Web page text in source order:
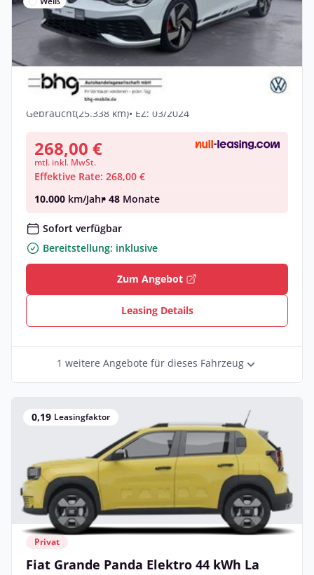
Privat & Gewerbe
Volkswagen Golf GTI Clubsport 2.0 TSI
DSG
Automatik •
300 PS (221 kW)
Gebraucht(25.338 km)• EZ: 03/2024
268,00 €
mtl. inkl. MwSt.
Effektive Rate: 268,00 €
10.000 km/Jahr• 48 Monate
Sofort verfügbar
Bereitstellung: inklusive
Zum Angebot
Leasing Details
1 weitere Angebote für dieses Fahrzeug
0,19 Leasingfaktor
Privat
Fiat Grande Panda Elektro 44 kWh La